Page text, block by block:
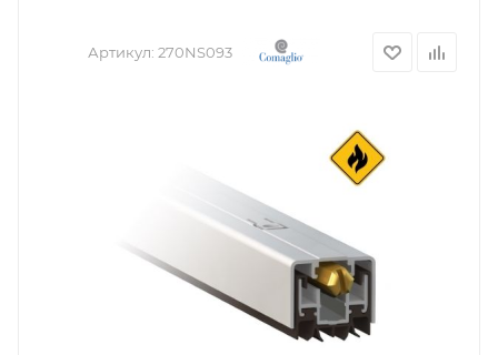
Артикул: 270NS093